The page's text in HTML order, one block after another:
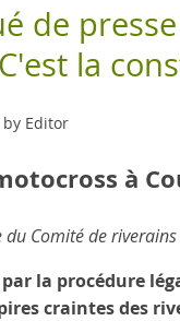
de
la
by Editor
à
du Comité de
la procédure
craintes des